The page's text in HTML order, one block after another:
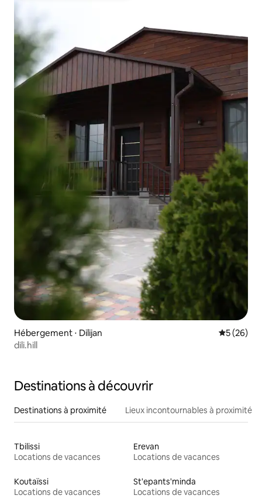
Hébergement ⋅ Dilijan
5 (26)
dili.hill
Destinations à découvrir
Destinations à proximité Lieux incontournables à proximité
Tbilissi
Locations de vacances
Erevan
Locations de vacances
Koutaïssi
Locations de vacances
St'epants'minda
Locations de vacances